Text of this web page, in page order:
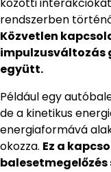
közötti
rendszerben
Közvetlen
impulzusváltozás
együtt.
Például egy
de a kinetikus
energiaformává
okozza. Ez a